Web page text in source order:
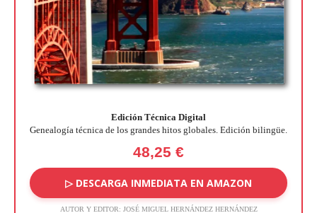
Edición Técnica Digital
Genealogía técnica de los grandes hitos globales. Edición bilingüe.
48,25 €
▷ DESCARGA INMEDIATA EN AMAZON
AUTOR Y EDITOR: JOSÉ MIGUEL HERNÁNDEZ HERNÁNDEZ